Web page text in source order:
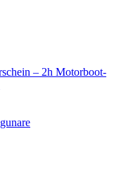
– 2h Motorboot-